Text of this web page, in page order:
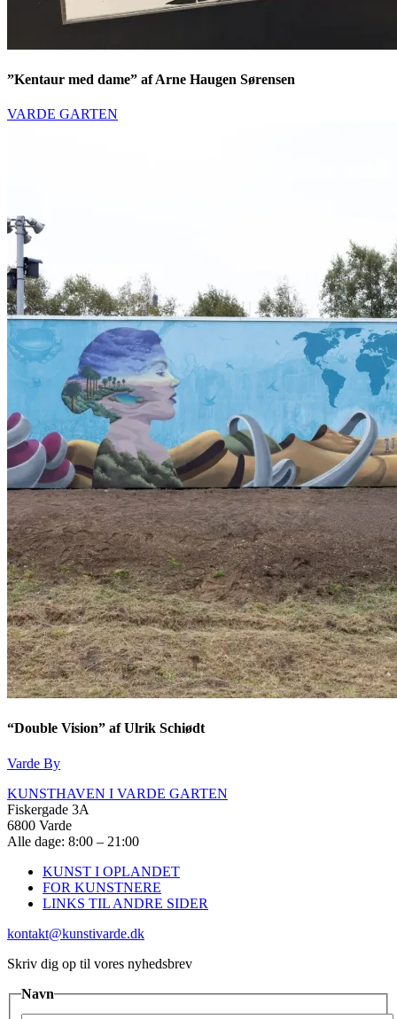
”Kentaur med dame” af Arne Haugen Sørensen
VARDE GARTEN
“Double Vision” af Ulrik Schiødt
Varde By
KUNSTHAVEN I VARDE GARTEN
Fiskergade 3A
6800 Varde
Alle dage: 8:00 – 21:00
KUNST I OPLANDET
FOR KUNSTNERE
LINKS TIL ANDRE SIDER
kontakt@kunstivarde.dk
Skriv dig op til vores nyhedsbrev
Navn